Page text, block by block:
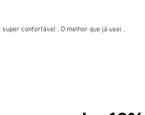
confortável . O melhor que já usei .